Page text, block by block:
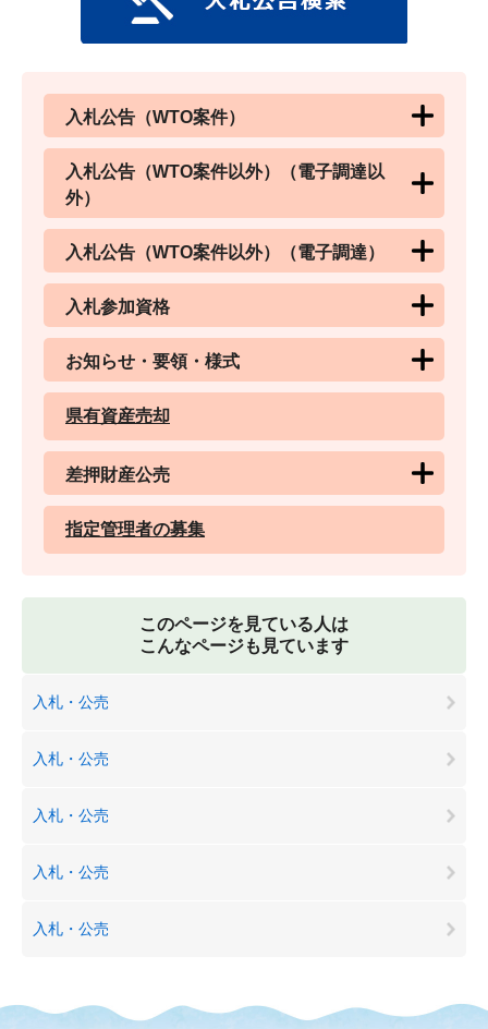
入札公告（WTO案件）
入札公告（WTO案件以外）（電子調達以
外）
入札公告（WTO案件以外）（電子調達）
入札参加資格
お知らせ・要領・様式
県有資産売却
差押財産公売
指定管理者の募集
このページを見ている人は
こんなページも見ています
入札・公売
入札・公売
入札・公売
入札・公売
入札・公売